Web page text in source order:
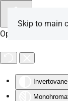
Opcije za osobe
Skip to main